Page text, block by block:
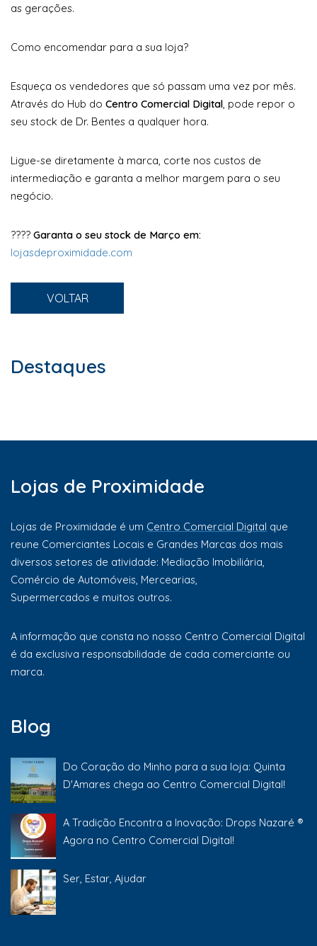
as gerações.
Como encomendar para a sua loja?
Esqueça os vendedores que só passam uma vez por mês.
Através do Hub do Centro Comercial Digital , pode repor o
seu stock de Dr. Bentes a qualquer hora.
Ligue-se diretamente à marca, corte nos custos de
intermediação e garanta a melhor margem para o seu
negócio.
???? Garanta o seu stock de Março em:
lojasdeproximidade.com
VOLTAR
Destaques
Lojas de Proximidade
Lojas de Proximidade é um Centro Comercial Digital que
reune Comerciantes Locais e Grandes Marcas dos mais
diversos setores de atividade: Mediação Imobiliária,
Comércio de Automóveis, Mercearias,
Supermercados e muitos outros.
A informação que consta no nosso Centro Comercial Digital
é da exclusiva responsabilidade de cada comerciante ou
marca.
Blog
Do Coração do Minho para a sua loja: Quinta
D'Amares chega ao Centro Comercial Digital!
A Tradição Encontra a Inovação: Drops Nazaré ®
Agora no Centro Comercial Digital!
Ser, Estar, Ajudar